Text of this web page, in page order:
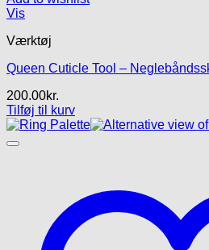
Vis
Værktøj
Queen Cuticle Tool –
200.00kr.
Tilføj til kurv